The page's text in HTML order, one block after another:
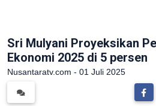
Sri Mulyani Proyeksikan
Ekonomi 2025 di 5 persen
Nusantaratv.com - 01 Juli 2025